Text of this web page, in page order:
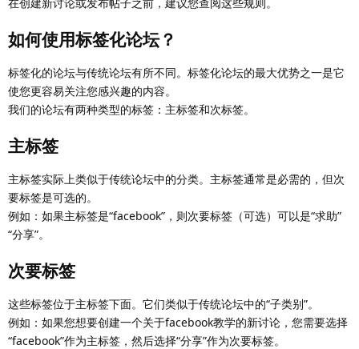
如何使用标签化论坛？
标签化的论坛与传统论坛有所不同。标签化论坛的最大优势之一是它
使您更容易关注您感兴趣的内容。
我们的论坛有两种类型的标签：主标签和次标签。
主标签
主标签实际上类似于传统论坛中的分类。主标签通常是必需的，但次
要标签是可选的。
例如：如果主标签是“facebook”，则次要标签（可选）可以是“求助”
“分享”。
次要标签
这些标签位于主标签下面。它们类似于传统论坛中的“子类别”。
例如：如果您想要创建一个关于facebook教学的新讨论，您需要选择
“facebook”作为主标签，然后选择“分享”作为次要标签。